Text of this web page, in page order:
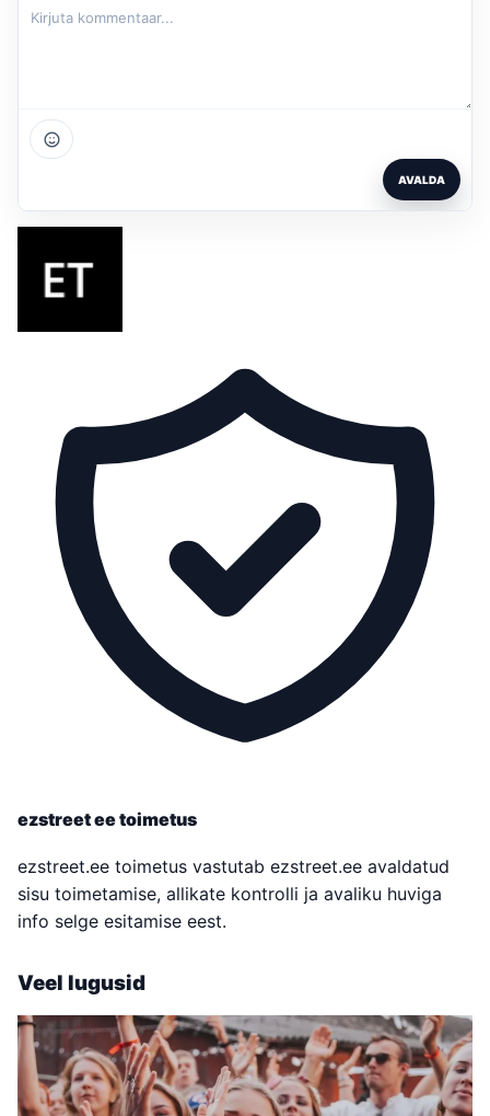
AVALDA
ezstreet ee toimetus
ezstreet.ee toimetus vastutab ezstreet.ee avaldatud
sisu toimetamise, allikate kontrolli ja avaliku huviga
info selge esitamise eest.
Veel lugusid